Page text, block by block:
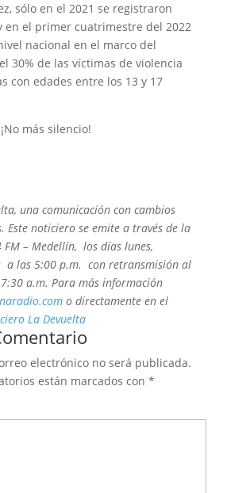
sólo en el 2021 se registraron
en el primer cuatrimestre del 2022
nacional en el marco del
30% de las víctimas de violencia
con edades entre los 13 y 17
más silencio!
una comunicación con cambios
Este noticiero se emite a través de la
– Medellín, los días lunes,
a las 5:00 p.m. con retransmisión al
a.m. Para más información
o directamente en el
La Devuelta
electrónico no será publicada.
están marcados con *